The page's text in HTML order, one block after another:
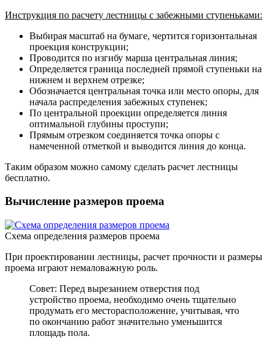
Инструкция по расчету лестницы с забежными ступеньками:
Выбирая масштаб на бумаге, чертится горизонтальная
проекция конструкции;
Проводится по изгибу марша центральная линия;
Определяется граница последней прямой ступеньки на
нижнем и верхнем отрезке;
Обозначается центральная точка или место опоры, для
начала распределения забежных ступенек;
По центральной проекции определяется линия
оптимальной глубины проступи;
Прямым отрезком соединяется точка опоры с
намеченной отметкой и выводится линия до конца.
Таким образом можно самому сделать расчет лестницы
бесплатно.
Вычисление размеров проема
Схема определения размеров проема
При проектировании лестницы, расчет прочности и размеры
проема играют немаловажную роль.
Совет: Перед вырезанием отверстия под
устройство проема, необходимо очень тщательно
продумать его месторасположение, учитывая, что
по окончанию работ значительно уменьшится
площадь пола.